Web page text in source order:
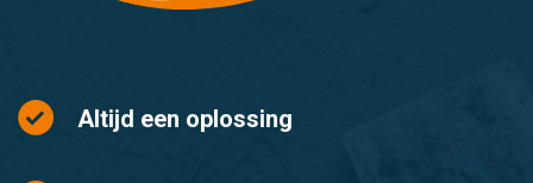
Altijd een oplossing